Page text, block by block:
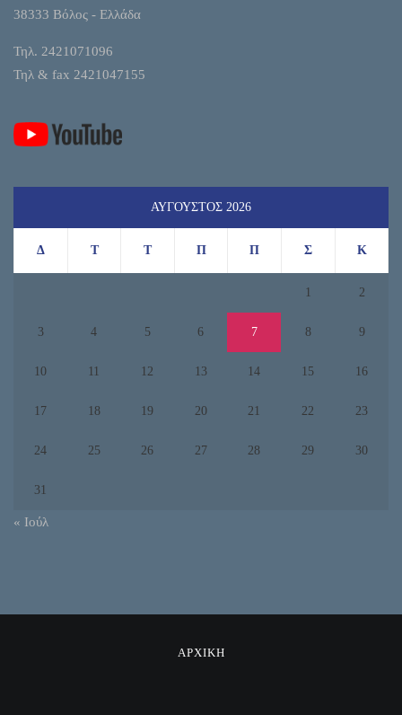
38333 Βόλος - Ελλάδα
Τηλ. 2421071096
Τηλ & fax 2421047155
ΑΎΓΟΥΣΤΟΣ 2026
Δ Τ Τ Π Π Σ Κ
1 2
3 4 5 6 7 8 9
10 11 12 13 14 15 16
17 18 19 20 21 22 23
24 25 26 27 28 29 30
31
« Ιούλ
ΑΡΧΙΚΗ